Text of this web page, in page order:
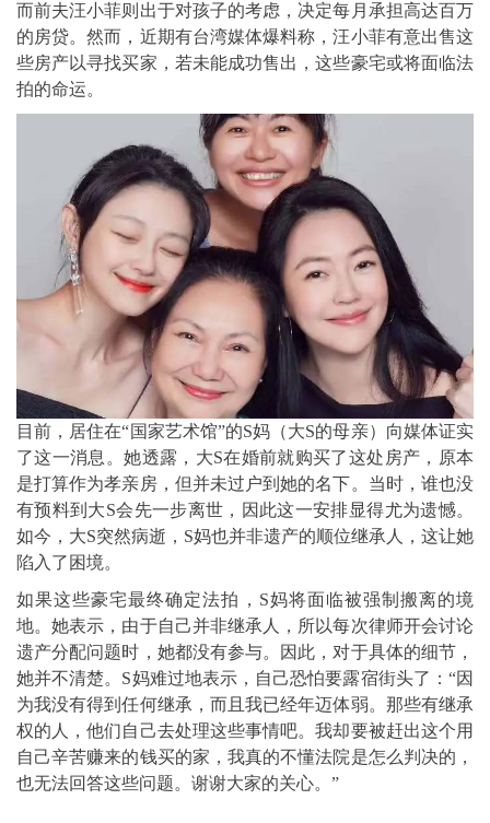
而前夫汪小菲则出于对孩子的考虑，决定每月承担高达百万
的房贷。然而，近期有台湾媒体爆料称，汪小菲有意出售这
些房产以寻找买家，若未能成功售出，这些豪宅或将面临法
拍的命运。
目前，居住在“国家艺术馆”的S妈（大S的母亲）向媒体证实
了这一消息。她透露，大S在婚前就购买了这处房产，原本
是打算作为孝亲房，但并未过户到她的名下。当时，谁也没
有预料到大S会先一步离世，因此这一安排显得尤为遗憾。
如今，大S突然病逝，S妈也并非遗产的顺位继承人，这让她
陷入了困境。
如果这些豪宅最终确定法拍，S妈将面临被强制搬离的境
地。她表示，由于自己并非继承人，所以每次律师开会讨论
遗产分配问题时，她都没有参与。因此，对于具体的细节，
她并不清楚。S妈难过地表示，自己恐怕要露宿街头了：“因
为我没有得到任何继承，而且我已经年迈体弱。那些有继承
权的人，他们自己去处理这些事情吧。我却要被赶出这个用
自己辛苦赚来的钱买的家，我真的不懂法院是怎么判决的，
也无法回答这些问题。谢谢大家的关心。”